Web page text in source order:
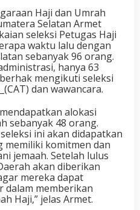
Haji dan Umrah
Selatan Armet
seleksi Petugas Haji
waktu lalu dengan
sebanyak 96 orang.
hanya 63
mengikuti seleksi
dan wawancara.
alokasi
sebanyak 48 orang.
ini akan didapatkan
memiliki komitmen dan
jemaah. Setelah lulus
akan diberikan
mereka dapat
dalam memberikan
Haji,” jelas Armet.